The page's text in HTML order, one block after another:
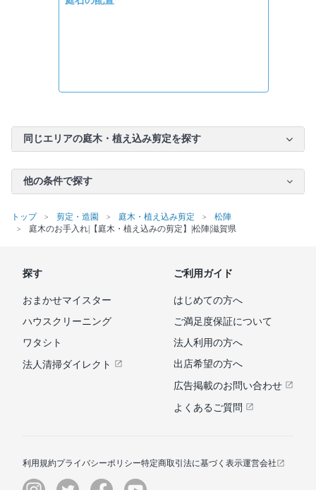
同じエリアの庭木・植え込み剪定を探す
他の条件で探す
トップ 剪定・造園 庭木・植え込み剪定
松陣
庭木のお手入れ|【庭木・植え込みの剪定】|松陣|滋賀県
探す
おまかせマイスター
ハウスクリーニング
ワタシト
法人清掃ダイレクト
ご利用ガイド
はじめての方へ
ご満足度保証について
法人利用の方へ
出店希望の方へ
広告掲載のお問い合わせ
よくあるご質問
利用規約プライバシーポリシー特定商取引法に基づく表示運営会社